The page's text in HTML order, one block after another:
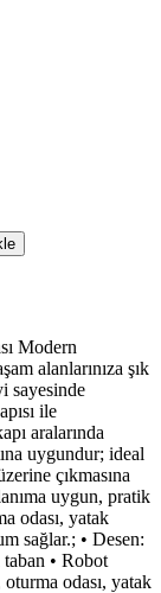
Modern
alanlarınıza şık
sayesinde
ile
aralarında
uygundur; ideal
çıkmasına
uygun, pratik
odası, yatak
sağlar.; • Desen:
• Robot
odası, yatak